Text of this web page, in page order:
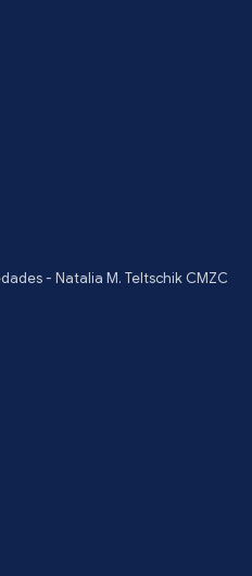
- Natalia M. Teltschik CMZC